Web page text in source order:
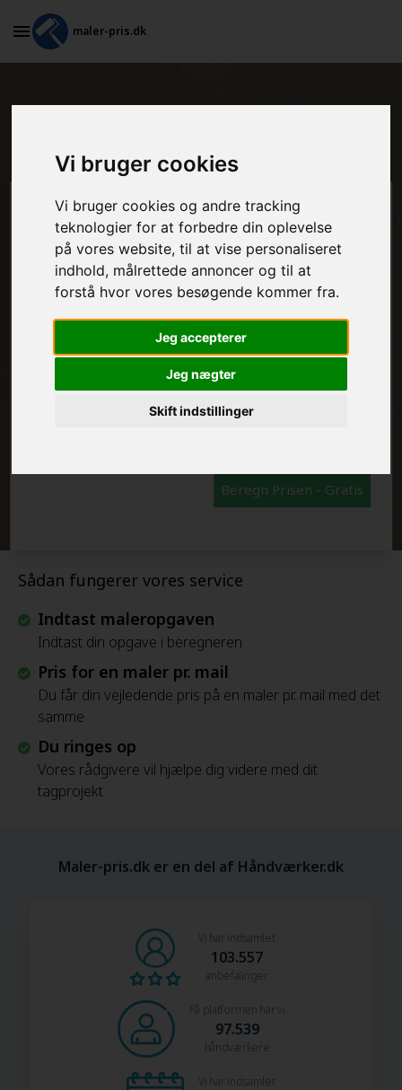
Vi bruger cookies
Vi bruger cookies og andre tracking
teknologier for at forbedre din oplevelse
på vores website, til at vise personaliseret
indhold, målrettede annoncer og til at
forstå hvor vores besøgende kommer fra.
Jeg accepterer
Jeg nægter
Skift indstillinger
maler-pris.dk
Billigt tilbud på maling af døre i
Frøstrup
Sådan fungerer vores service
Indtast maleropgaven
Indtast din opgave i beregneren
Pris for en maler pr. mail
Du får din vejledende pris på en maler pr. mail med det
samme
Du ringes op
Vores rådgivere vil hjælpe dig videre med dit
tagprojekt
Beregn prisen her
MALEROPGAVER - INDVENDIGT:
MALEROPGAVER - UDVENDIGT:
FRAFLYTNINGSPAKKE:
Beregn Prisen - Gratis
Maler-pris.dk er en del af Håndværker.dk
Vi har indsamlet
103.557
anbefalinger
På platformen har vi
97.539
håndværkere
Vi har indsamlet